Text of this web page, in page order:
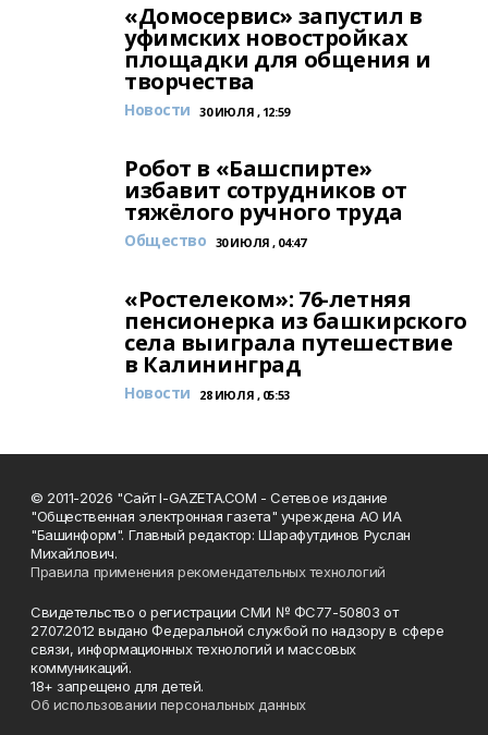
«Домосервис» запустил в
уфимских новостройках
площадки для общения и
творчества
Новости 30 ИЮЛЯ , 12:59
Робот в «Башспирте»
избавит сотрудников от
тяжёлого ручного труда
Общество 30 ИЮЛЯ , 04:47
«Ростелеком»: 76-летняя
пенсионерка из башкирского
села выиграла путешествие
в Калининград
Новости 28 ИЮЛЯ , 05:53
© 2011-2026 "Сайт I-GAZETA.COM - Сетевое издание
"Общественная электронная газета" учреждена АО ИА
"Башинформ". Главный редактор: Шарафутдинов Руслан
Михайлович.
Правила применения рекомендательных технологий
Свидетельство о регистрации СМИ № ФС77-50803 от
27.07.2012 выдано Федеральной службой по надзору в сфере
связи, информационных технологий и массовых
коммуникаций.
18+ запрещено для детей.
Об использовании персональных данных